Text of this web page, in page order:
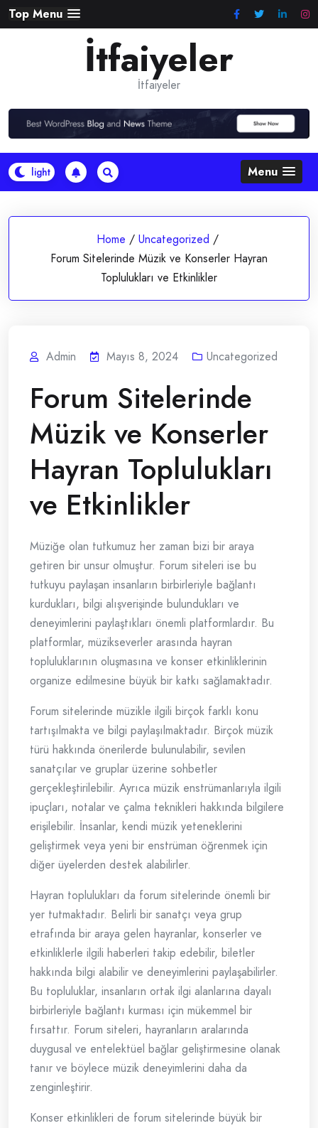
Skip
to
Top Menu
İtfaiyeler
İtfaiyeler
Menu
Home / Uncategorized /
Forum Sitelerinde Müzik ve Konserler Hayran
Toplulukları ve Etkinlikler
Admin Mayıs 8, 2024 Uncategorized
Forum Sitelerinde
Müzik ve Konserler
Hayran Toplulukları
ve Etkinlikler
Müziğe olan tutkumuz her zaman bizi bir araya
getiren bir unsur olmuştur. Forum siteleri ise bu
tutkuyu paylaşan insanların birbirleriyle bağlantı
kurdukları, bilgi alışverişinde bulundukları ve
deneyimlerini paylaştıkları önemli platformlardır. Bu
platformlar, müzikseverler arasında hayran
topluluklarının oluşmasına ve konser etkinliklerinin
organize edilmesine büyük bir katkı sağlamaktadır.
Forum sitelerinde müzikle ilgili birçok farklı konu
tartışılmakta ve bilgi paylaşılmaktadır. Birçok müzik
türü hakkında önerilerde bulunulabilir, sevilen
sanatçılar ve gruplar üzerine sohbetler
gerçekleştirilebilir. Ayrıca müzik enstrümanlarıyla ilgili
ipuçları, notalar ve çalma teknikleri hakkında bilgilere
erişilebilir. İnsanlar, kendi müzik yeteneklerini
geliştirmek veya yeni bir enstrüman öğrenmek için
diğer üyelerden destek alabilirler.
Hayran toplulukları da forum sitelerinde önemli bir
yer tutmaktadır. Belirli bir sanatçı veya grup
etrafında bir araya gelen hayranlar, konserler ve
etkinliklerle ilgili haberleri takip edebilir, biletler
hakkında bilgi alabilir ve deneyimlerini paylaşabilirler.
Bu topluluklar, insanların ortak ilgi alanlarına dayalı
birbirleriyle bağlantı kurması için mükemmel bir
fırsattır. Forum siteleri, hayranların aralarında
duygusal ve entelektüel bağlar geliştirmesine olanak
tanır ve böylece müzik deneyimlerini daha da
zenginleştirir.
Konser etkinlikleri de forum sitelerinde büyük bir